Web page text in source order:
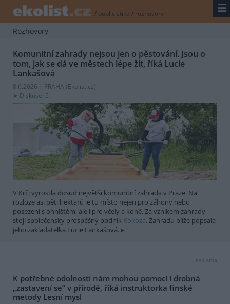
/ publicistika / rozhovory ☰
Rozhovory
Komunitní zahrady nejsou jen o pěstování. Jsou o
tom, jak se dá ve městech lépe žít, říká Lucie
Lankašová
8.6.2026 | PRAHA (Ekolist.cz)
Diskuse: 5
V Krči vyrostla dosud největší komunitní zahrada v Praze. Na
rozloze asi pěti hektarů je tu místo nejen pro záhony nebo
posezení s ohništěm, ale i pro včely a koně. Za vznikem zahrady
stojí společensky prospěšný podnik Kokoza. Zahradu blíže popsala
jeho zakladatelka Lucie Lankašová.
reklama
K potřebné odolnosti nám mohou pomoci i drobná
„zastavení se“ v přírodě, říká instruktorka finské
metody Lesní mysl